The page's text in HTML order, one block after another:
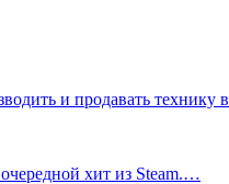
и продавать технику
хит из Steam.…